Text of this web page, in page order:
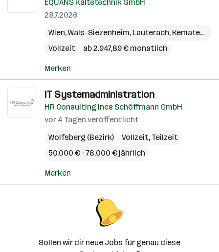
EQUANS Kältetechnik GmbH
28.7.2026
Wien,Wals-Siezenheim, Lauterach, Kematen an der Krems
Vollzeit
ab 2.947,89 € monatlich
Merken
IT Systemadministration
HR Consulting Ines Schöffmann GmbH
vor 4 Tagen veröffentlicht
Wolfsberg (Bezirk)
Vollzeit, Teilzeit
50.000 € – 78.000 € jährlich
Merken
Sollen wir dir neue Jobs für genau diese